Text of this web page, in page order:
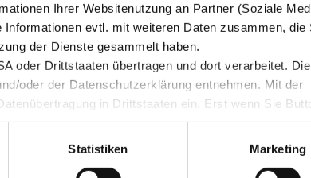
Ihrer Websitenutzung an Partner (Soziale
evtl. mit weiteren Daten zusammen, die
der Dienste gesammelt haben.
oder Drittstaaten übertragen und dort verarbeitet. Die
oder der Datenschutzerklärung entnehmen. Mit der
in Drittstaaten ein. Erst wenn Sie
nachgeladen. Ihre IP-Adresse wird dabei an externe
sich auf deren Seiten informieren. Wir speichern Ihre
Statistiken Marketing
+49 (0) 4103-90044-0
+49 (0) 4103-90044-99